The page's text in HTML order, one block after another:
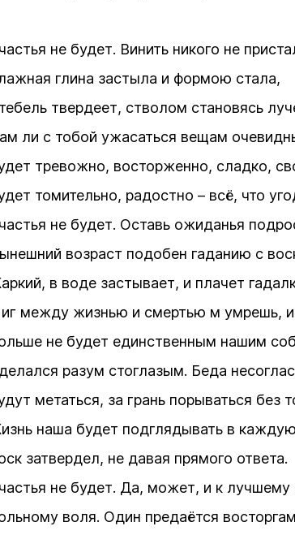
не будет. Винить никого не
глина застыла и формою стала,
твердеет, стволом становясь
ли с тобой ужасаться вещам
тревожно, восторженно, сладко,
томительно, радостно – всё, что
не будет. Оставь ожиданья
возраст подобен гаданию с
в воде застывает, и плачет
между жизнью и смертью м умрешь,
не будет единственным нашим
разум стоглазым. Беда
метаться, за грань порываться без
наша будет подглядывать в
затвердел, не давая прямого ответа.
не будет. Да, может, и к лучшему
воля. Один предаётся восторгам